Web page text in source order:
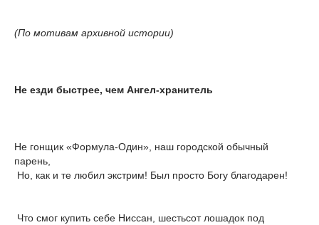
(По мотивам архивной истории)
Не езди быстрее, чем Ангел-хранитель
Не гонщик «Формула-Один», наш городской обычный
парень,
Но, как и те любил экстрим! Был просто Богу благодарен!
Что смог купить себе Ниссан, шестьсот лошадок под